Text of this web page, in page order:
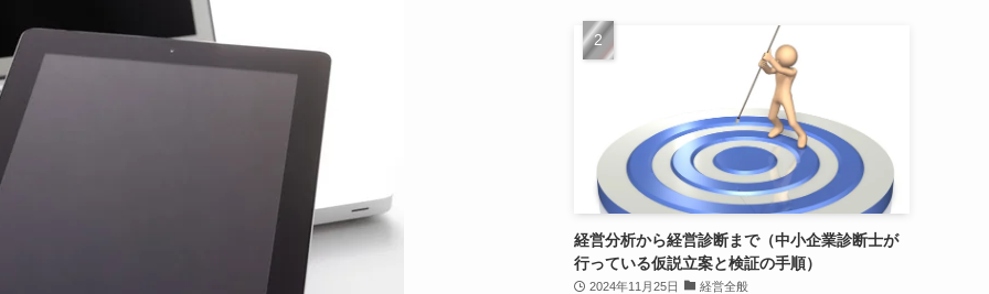
経営分析から経営診断まで（中小企業診断士が
行っている仮説立案と検証の手順）
2024年11月25日 経営全般